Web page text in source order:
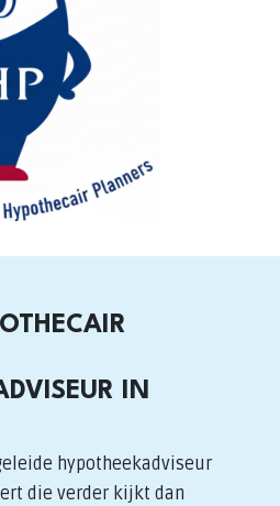
IN
hypotheekadviseur
die verder kijkt dan